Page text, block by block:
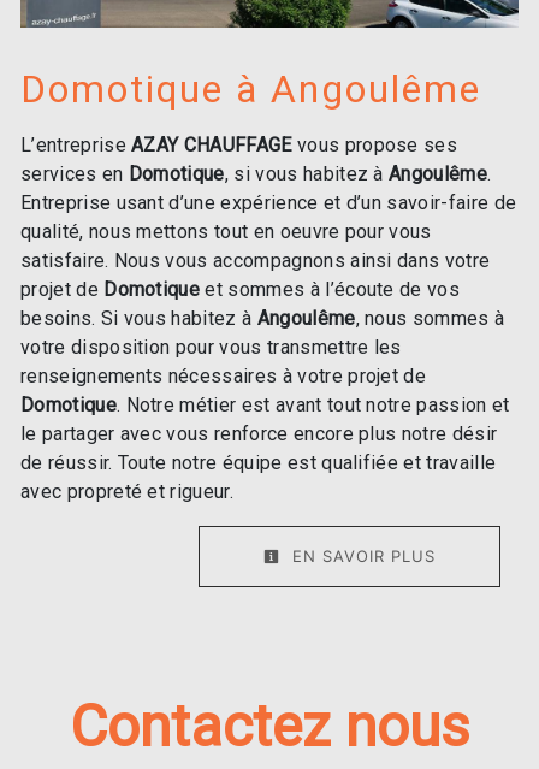
Domotique à Angoulême
L’entrepriseAZAY CHAUFFAGEvous propose ses
services en Domotique, si vous habitez àAngoulême.
Entreprise usant d’une expérience et d’un savoir-faire de
qualité, nous mettons tout en oeuvre pour vous
satisfaire. Nous vous accompagnons ainsi dans votre
projet de Domotique et sommes à l’écoute de vos
besoins. Si vous habitez à Angoulême, nous sommes à
votre disposition pour vous transmettre les
renseignements nécessaires à votre projet de
Domotique. Notre métier est avant tout notre passion et
le partager avec vous renforce encore plus notre désir
de réussir. Toute notre équipe est qualifiée et travaille
avec propreté et rigueur.
EN SAVOIR PLUS
Contactez nous